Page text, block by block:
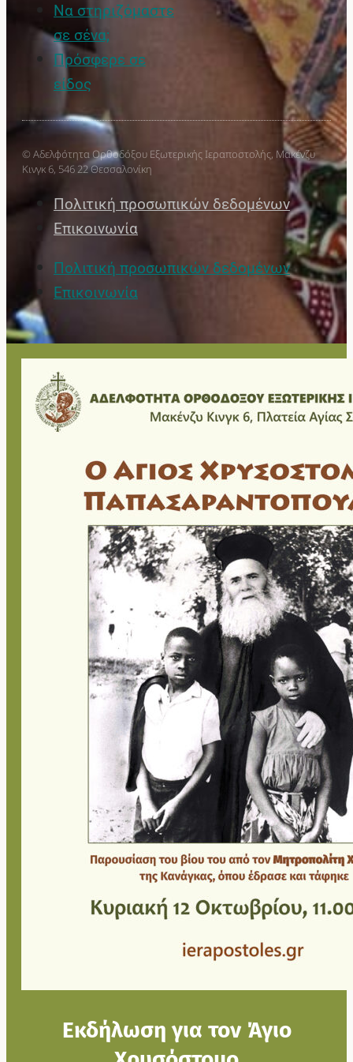
Να στηριζόμαστε
σε σένα;
Πρόσφερε σε
είδος
© Αδελφότητα Ορθοδόξου Εξωτερικής Ιεραποστολής, Μακένζυ
Κινγκ 6, 546 22 Θεσσαλονίκη
Πολιτική προσωπικών δεδομένων
Επικοινωνία
Πολιτική προσωπικών δεδομένων
Επικοινωνία
Εκδήλωση για τον Άγιο